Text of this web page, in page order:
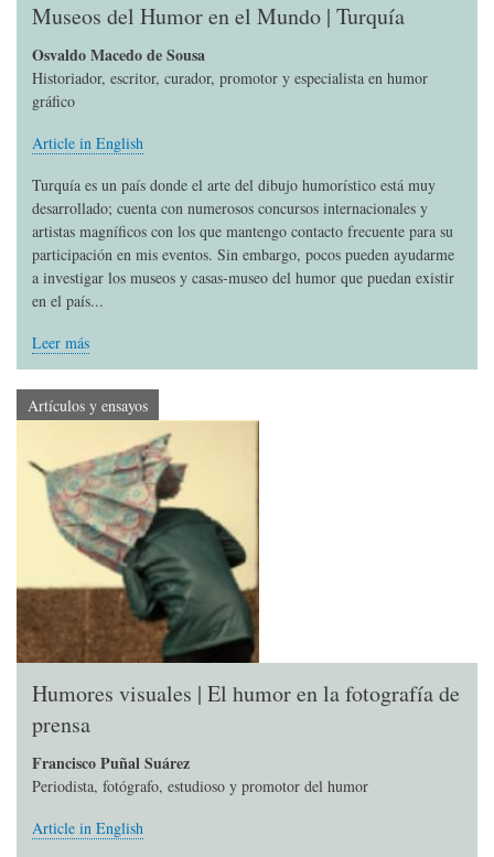
Museos del Humor en el Mundo | Turquía
Osvaldo Macedo de Sousa
Historiador, escritor, curador, promotor y especialista en humor
gráfico
Article in English
Turquía es un país donde el arte del dibujo humorístico está muy
desarrollado; cuenta con numerosos concursos internacionales y
artistas magníficos con los que mantengo contacto frecuente para su
participación en mis eventos. Sin embargo, pocos pueden ayudarme
a investigar los museos y casas-museo del humor que puedan existir
en el país...
Leer más
Artículos y ensayos
Humores visuales | El humor en la fotografía de
prensa
Francisco Puñal Suárez
Periodista, fotógrafo, estudioso y promotor del humor
Article in English